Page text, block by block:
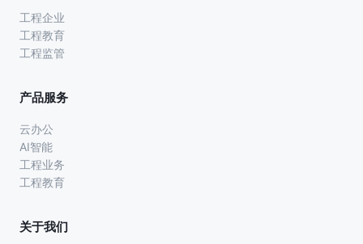
工程企业
工程教育
工程监管
产品服务
云办公
AI智能
工程业务
工程教育
关于我们